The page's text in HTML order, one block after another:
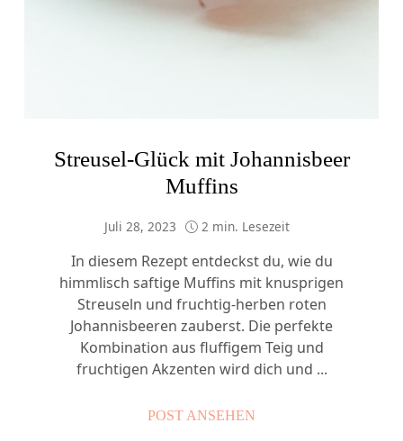
Streusel-Glück mit Johannisbeer
Muffins
Juli 28, 2023 2 min. Lesezeit
In diesem Rezept entdeckst du, wie du
himmlisch saftige Muffins mit knusprigen
Streuseln und fruchtig-herben roten
Johannisbeeren zauberst. Die perfekte
Kombination aus fluffigem Teig und
fruchtigen Akzenten wird dich und ...
POST ANSEHEN